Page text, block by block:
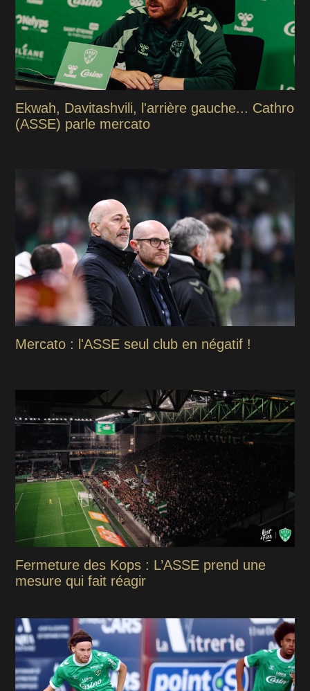
Ekwah, Davitashvili, l'arrière gauche... Cathro
(ASSE) parle mercato
Mercato : l'ASSE seul club en négatif !
Fermeture des Kops : L’ASSE prend une
mesure qui fait réagir